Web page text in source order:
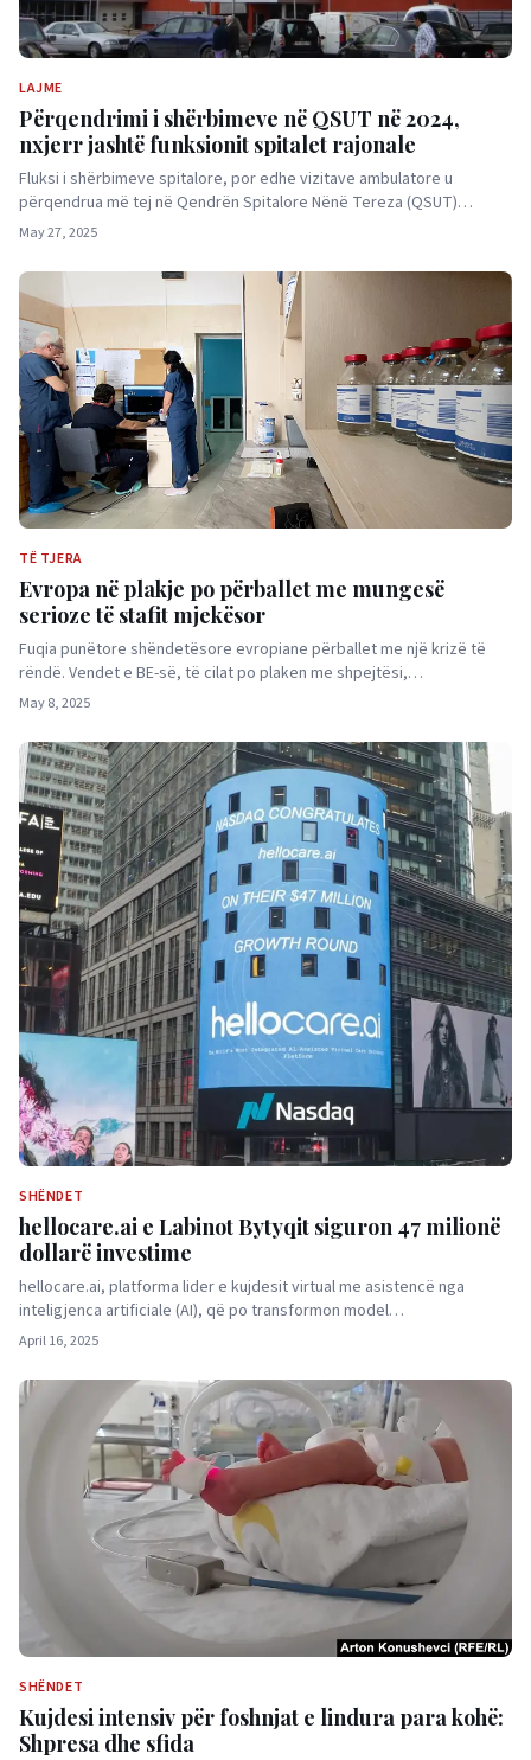
LAJME
Përqendrimi i shërbimeve në QSUT në 2024,
nxjerr jashtë funksionit spitalet rajonale
Fluksi i shërbimeve spitalore, por edhe vizitave ambulatore u
përqendrua më tej në Qendrën Spitalore Nënë Tereza (QSUT)…
May 27, 2025
TË TJERA
Evropa në plakje po përballet me mungesë
serioze të stafit mjekësor
Fuqia punëtore shëndetësore evropiane përballet me një krizë të
rëndë. Vendet e BE-së, të cilat po plaken me shpejtësi,…
May 8, 2025
SHËNDET
hellocare.ai e Labinot Bytyqit siguron 47 milionë
dollarë investime
hellocare.ai, platforma lider e kujdesit virtual me asistencë nga
inteligjenca artificiale (AI), që po transformon model…
April 16, 2025
SHËNDET
Kujdesi intensiv për foshnjat e lindura para kohë:
Shpresa dhe sfida